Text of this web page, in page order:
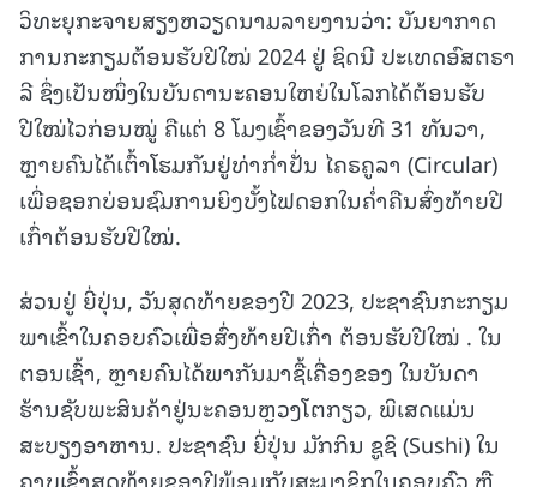
ວິທະຍຸກະຈາຍສຽງຫວຽດນາມລາຍງານວ່າ: ບັນຍາກາດ
ການກະກຽມຕ້ອນຮັບປີໃໝ່ 2024 ຢູ່ ຊິດນີ ປະເທດອົສຕຣາ
ລີ ຊຶ່ງເປັນໜຶ່ງໃນບັນດານະຄອນໃຫຍ່ໃນໂລກໄດ້ຕ້ອນຮັບ
ປີໃໝ່ໄວກ່ອນໝູ່ ຄືແຕ່ 8 ໂມງເຊົ້າຂອງວັນທີ 31 ທັນວາ,
ຫຼາຍຄົນໄດ້ເຕົ້າໂຮມກັນຢູ່ທ່າກ່ຳປັ່ນ ໄຄຣຄູລາ (Circular)
ເພື່ອຊອກບ່ອນຊົມການຍິງບັ້ງໄຟດອກໃນຄ່ຳຄືນສົ່ງທ້າຍປີ
ເກົ່າຕ້ອນຮັບປີໃໝ່.
ສ່ວນຢູ່ ຍີ່ປຸ່ນ, ວັນສຸດທ້າຍຂອງປີ 2023, ປະຊາຊົນກະກຽມ
ພາເຂົ້າໃນຄອບຄົວເພື່ອສົ່ງທ້າຍປີເກົ່າ ຕ້ອນຮັບປີໃໝ່ . ໃນ
ຕອນເຊົ້າ, ຫຼາຍຄົນໄດ້ພາກັນມາຊື້ເຄື່ອງຂອງ ໃນບັນດາ
ຮ້ານຊັບພະສິນຄ້າຢູ່ນະຄອນຫຼວງໂຕກຽວ, ພິເສດແມ່ນ
ສະບຽງອາຫານ. ປະຊາຊົນ ຍີ່ປຸ່ນ ມັກກິນ ຊູຊິ (Sushi) ໃນ
ຄາບເຂົ້າສຸດທ້າຍຂອງປີພ້ອມກັບສະມາຊິກໃນຄອບຄົວ ຫຼື